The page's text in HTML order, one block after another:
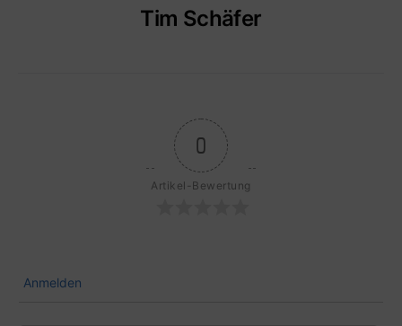
Tim Schäfer
0
Artikel-Bewertung
Anmelden